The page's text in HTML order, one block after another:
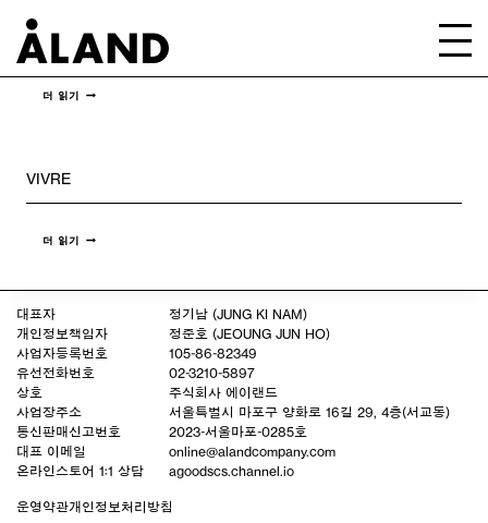
VIVRE
더 읽기 VIVRE
VIVRE
더 읽기 VIVRE
대표자
정기남 (JUNG KI NAM)
개인정보책임자
정준호 (JEOUNG JUN HO)
사업자등록번호
105-86-82349
유선전화번호
02-3210-5897
상호
주식회사 에이랜드
사업장주소
서울특별시 마포구 양화로 16길 29, 4층(서교동)
통신판매신고번호
2023-서울마포-0285호
대표 이메일
online@alandcompany.com
온라인스토어 1:1 상담
agoodscs.channel.io
운영약관개인정보처리방침